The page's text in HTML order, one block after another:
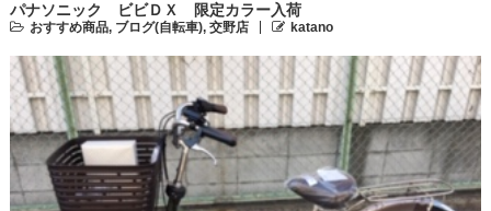
パナソニック ビビＤＸ 限定カラー入荷
おすすめ商品, ブログ(自転車), 交野店 katano